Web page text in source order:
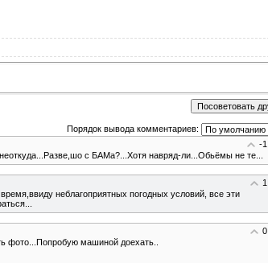
Порядок вывода комментариев:
-1
с БАМа?...Хотя навряд-ли...Обьёмы не те...
1
неблагоприятных погодных условий, все эти
0
фото...Попробую машиной доехать..